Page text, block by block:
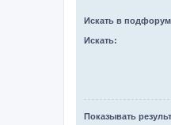
Искать в
Искать:
Показывать